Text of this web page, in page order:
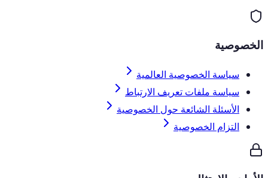
الخصوصية
سياسة الخصوصية العالمية
سياسة ملفات تعريف الارتباط
الأسئلة الشائعة حول الخصوصية
التزام الخصوصية